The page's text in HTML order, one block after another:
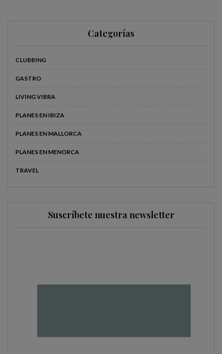
Categorías
CLUBBING
GASTRO
LIVING VIBRA
PLANES EN IBIZA
PLANES EN MALLORCA
PLANES EN MENORCA
TRAVEL
Suscríbete nuestra newsletter